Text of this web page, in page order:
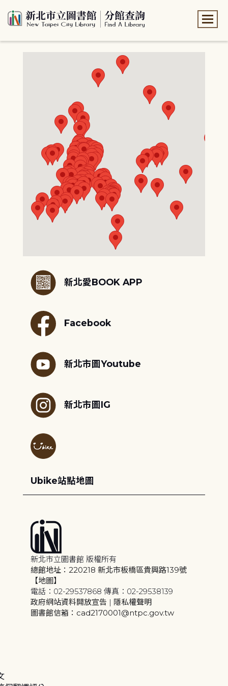
新北愛BOOK APP
Facebook
新北市圖Youtube
新北市圖IG
Ubike站點地圖
新北市立圖書館 版權所有
總館地址：220218 新北市板橋區貴興路139號
【地圖】
電話：02-29537868 傳真：02-29538139
政府網站資料開放宣告 | 隱私權聲明
圖書館信箱：cad2170001@ntpc.gov.tw